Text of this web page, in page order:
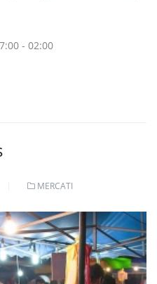
- 02:00
MERCATI